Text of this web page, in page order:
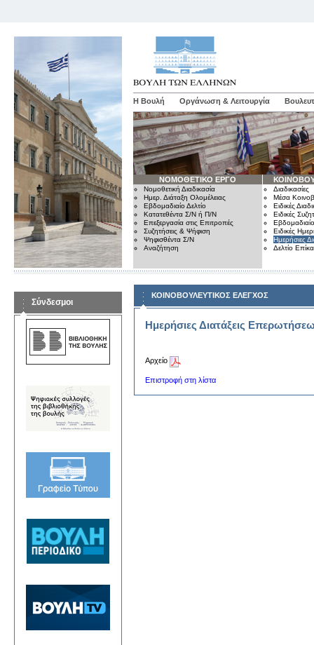
Η Βουλή Οργάνωση & Λειτουργία
ΝΟΜΟΘΕΤΙΚΟ ΕΡΓΟ
Νομοθετική Διαδικασία
Ημερ. Διάταξη Ολομέλειας
Εβδομαδιαίο Δελτίο
Κατατεθέντα Σ/Ν ή Π/Ν
Επεξεργασία στις Επιτροπές
Συζητήσεις & Ψήφιση
Ψηφισθέντα Σ/Ν
Αναζήτηση
Διαδικασίες
Μέσα
Ειδικές
Ειδικές
Εβδομαδιαίο
Ειδικές
Ημερήσιες
Δελτίο
Σύνδεσμοι
ΚΟΙΝΟΒΟΥΛΕΥΤΙΚΟΣ ΕΛΕΓΧΟΣ
Ημερήσιες Διατάξεις
Αρχείο
Επιστροφή στη λίστα